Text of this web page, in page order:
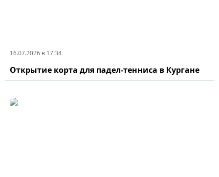
16.07.2026 в 17:34
Открытие корта для падел-тенниса в Кургане